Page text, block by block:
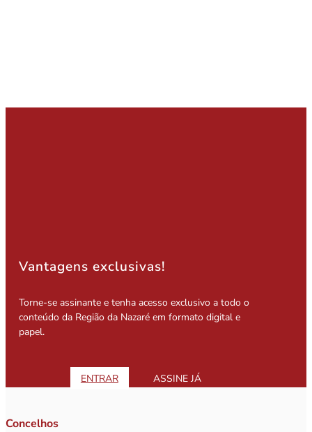
Vantagens exclusivas!
Torne-se assinante e tenha acesso exclusivo a todo o
conteúdo da Região da Nazaré em formato digital e
papel.
ENTRAR ASSINE JÁ
Concelhos